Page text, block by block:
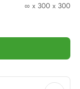
∞ х 300 х 300